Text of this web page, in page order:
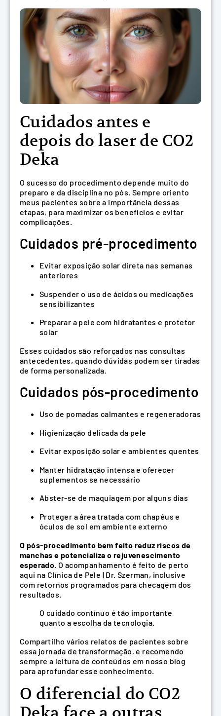
Cuidados antes e
depois do laser de CO2
Deka
O sucesso do procedimento depende muito do
preparo e da disciplina no pós. Sempre oriento
meus pacientes sobre a importância dessas
etapas, para maximizar os benefícios e evitar
complicações.
Cuidados pré-procedimento
Evitar exposição solar direta nas semanas
anteriores
Suspender o uso de ácidos ou medicações
sensibilizantes
Preparar a pele com hidratantes e protetor
solar
Esses cuidados são reforçados nas consultas
antecedentes, quando dúvidas podem ser tiradas
de forma personalizada.
Cuidados pós-procedimento
Uso de pomadas calmantes e regeneradoras
Higienização delicada da pele
Evitar exposição solar e ambientes quentes
Manter hidratação intensa e oferecer
suplementos se necessário
Abster-se de maquiagem por alguns dias
Proteger a área tratada com chapéus e
óculos de sol em ambiente externo
O pós-procedimento bem feito reduz riscos de
manchas e potencializa o rejuvenescimento
esperado. O acompanhamento é feito de perto
aqui na Clínica de Pele | Dr. Szerman, inclusive
com retornos programados para checagem dos
resultados.
O cuidado contínuo é tão importante
quanto a escolha da tecnologia.
Compartilho vários relatos de pacientes sobre
essa jornada de transformação, e recomendo
sempre a leitura de conteúdos em nosso blog
para aprofundar esse conhecimento.
O diferencial do CO2